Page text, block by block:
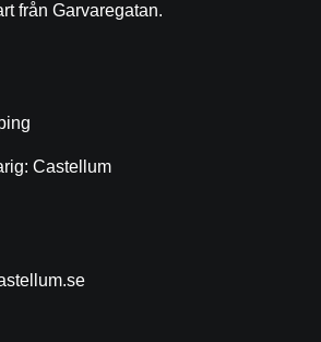
från Garvaregatan.
Castellum